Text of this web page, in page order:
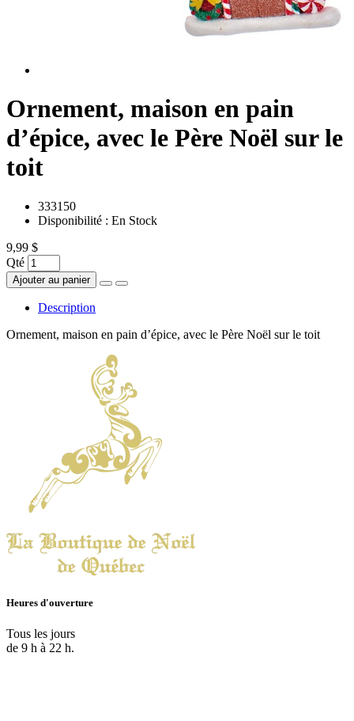
Ornement, maison en pain
d’épice, avec le Père Noël sur le
toit
333150
Disponibilité : En Stock
9,99 $
Qté
Ajouter au panier
Description
Ornement, maison en pain d’épice, avec le Père Noël sur le toit
Heures d'ouverture
Tous les jours
de 9 h à 22 h.